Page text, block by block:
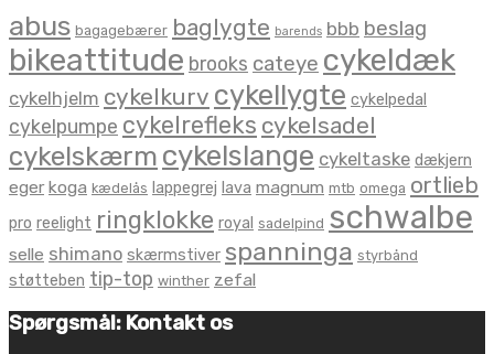
abus bagagebærer baglygte barends bbb beslag
bikeattitude brooks cateye cykeldæk
cykelhjelm cykelkurv cykellygte cykelpedal
cykelpumpe cykelrefleks cykelsadel
cykelskærm cykelslange cykeltaske dækjern
eger koga kædelås lappegrej lava magnum mtb omega ortlieb
pro reelight ringklokke royal sadelpind schwalbe
selle shimano skærmstiver spanninga styrbånd
støtteben tip-top winther zefal
Spørgsmål: Kontakt os